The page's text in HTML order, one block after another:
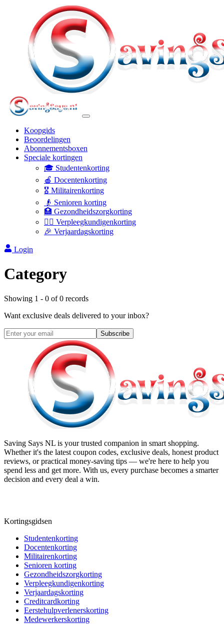
Koopgids
Beoordelingen
Abonnementsboxen
Speciale kortingen
🎓 Studentenkorting
🍎 Docentenkorting
🎖️ Militairenkorting
👴 Senioren korting
🏥 Gezondheidszorgkorting
👩‍⚕️ Verpleegkundigenkorting
🎉 Verjaardagskorting
Login
Category
Showing 1 - 0 of0 records
Want exclusive deals delivered to your inbox?
Subscribe
Saving Says NL is your trusted companion in smart shopping.
Whether it's the latest coupon codes, exclusive deals, honest product
reviews, or practical money-saving tips — we're here to help you
spend less and get more. With us, every purchase becomes a smarter
decision and every deal a win.
Kortingsgidsen
Studentenkorting
Docentenkorting
Militairenkorting
Senioren korting
Gezondheidszorgkorting
Verpleegkundigenkorting
Verjaardagskorting
Creditcardkorting
Eerstehulpverlenerskorting
Medewerkerskorting